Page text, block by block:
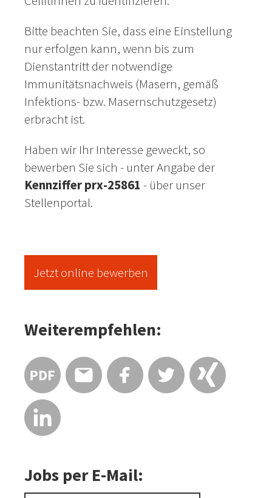
Bitte beachten Sie, dass eine Einstellung
nur erfolgen kann, wenn bis zum
Dienstantritt der notwendige
Immunitätsnachweis (Masern, gemäß
Infektions- bzw. Masernschutzgesetz)
erbracht ist.
Haben wir Ihr Interesse geweckt, so
bewerben Sie sich - unter Angabe der
Kennziffer prx-25861 - über unser
Stellenportal.
Jetzt online bewerben
Weiterempfehlen:
Jobs per E-Mail: